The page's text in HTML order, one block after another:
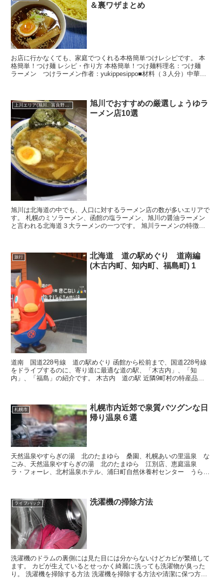
＆裏ワザまとめ
お店に行かなくても、家庭でつくれる本格簡単つけレシピです。 本
格簡単！つけ麺 レシピ・作り方 本格簡単！つけ麺料理名：つけ麺
ラーメン つけラーメン作者：yukippesippo■材料（３人分）中華麺
上川エリア(旭川、富良野、美瑛･･･)
旭川でおすすめの厳選しょうゆラ
ーメン店10選
旭川は北海道の中でも、人口に対するラーメン店の数が多いエリアで
す。 札幌のミソラーメン、函館の塩ラーメン、旭川の醤油ラーメン
と言われる北海道３大ラーメンの一つです。 旭川ラーメンの特徴と
旅行
北海道 道の駅めぐり 道南編
(木古内町、知内町、福島町) 1
道南 国道228号線 道の駅めぐり 函館から松前まで、国道228号線
をドライブするのに、寄り道に最適な道の駅、「木古内」、「知
内」、「福島」の紹介です。 木古内 道の駅 近隣9町村の特産品を
札幌市
札幌市内近郊で泉質バツグンな日
帰り温泉６選
天然温泉やすらぎの湯 北のたまゆら 桑園、札幌あいの里温泉 な
ごみ、天然温泉やすらぎの湯 北のたまゆら 江別店、恵庭温泉
ラ・フォーレ、北村温泉ホテル、浦臼町自然休養村センター うらう
ライフハック 洗濯機の掃除方法
洗濯機のドラムの裏側には見た目には分からないけどカビが繁殖して
ます。 カビが生えているとせっかく綺麗に洗っても洗濯物が臭った
り。 洗濯機を掃除する方法 洗濯機を掃除する方法や清潔に保つ方法